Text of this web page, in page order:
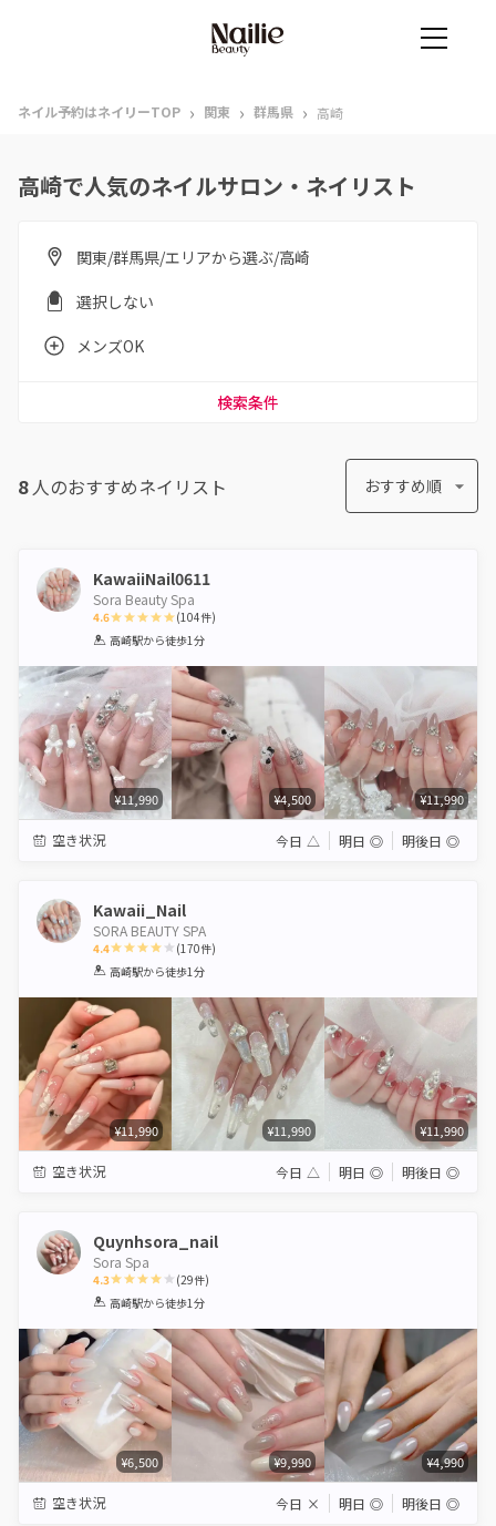
ネイル予約はネイリーTOP › 関東 › 群馬県 › 高崎
高崎で人気のネイルサロン・ネイリスト
関東/群馬県/エリアから選ぶ/高崎
選択しない
メンズOK
検索条件
8人のおすすめネイリスト おすすめ順
KawaiiNail0611
Sora Beauty Spa
4.6
1 2 3 4 5
(104件)
高崎駅から徒歩1分
¥11,990 ¥4,500 ¥11,990
空き状況 今日 △ 明日 ◎ 明後日 ◎
Kawaii_Nail
SORA BEAUTY SPA
4.4
1 2 3 4 5
(170件)
高崎駅から徒歩1分
¥11,990 ¥11,990 ¥11,990
空き状況 今日 △ 明日 ◎ 明後日 ◎
Quynhsora_nail
Sora Spa
4.3
1 2 3 4 5
(29件)
高崎駅から徒歩1分
¥6,500 ¥9,990 ¥4,990
空き状況 今日 × 明日 ◎ 明後日 ◎